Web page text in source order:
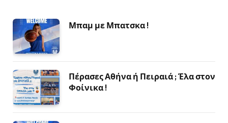
Μπαμ με Μπατσκα !
Πέρασες Αθήνα ή Πειραιά ; Έλα στον
Φοίνικα !